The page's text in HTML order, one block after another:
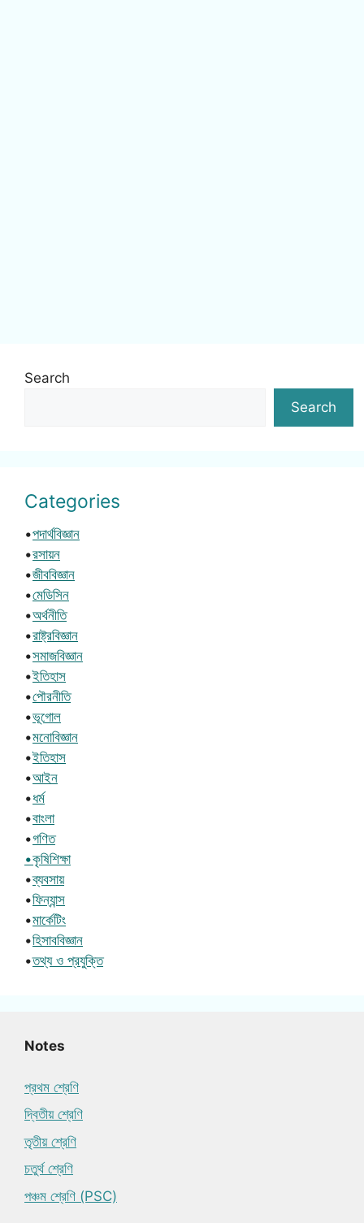
Search
Search
Categories
•পদার্থবিজ্ঞান
•রসায়ন
•জীববিজ্ঞান
•মেডিসিন
•অর্থনীতি
•রাষ্ট্রবিজ্ঞান
•সমাজবিজ্ঞান
•ইতিহাস
•পৌরনীতি
•ভূগোল
•মনোবিজ্ঞান
•ইতিহাস
•আইন
•ধর্ম
•বাংলা
•গণিত
•কৃষিশিক্ষা
•ব্যবসায়
•ফিন্যান্স
•মার্কেটিং
•হিসাববিজ্ঞান
•তথ্য ও প্রযুক্তি
Notes
প্রথম শ্রেণি
দ্বিতীয় শ্রেণি
তৃতীয় শ্রেণি
চতুর্থ শ্রেণি
পঞ্চম শ্রেণি (PSC)